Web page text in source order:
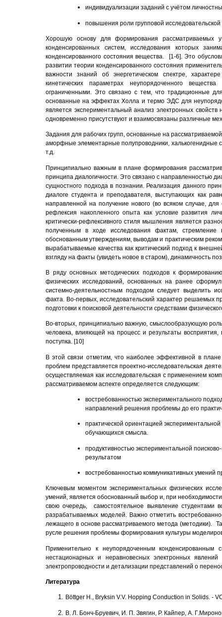
индивидуализации заданий с учётом
повышения роли групповой
Хорошую основу для формирования рассматриваемых
конденсированных систем, исследования которых
конденсированного состояния вещества. [1-6]. Это
развитии теории конденсированного состояния
важности знаний об энергетическом спектре,
кинетических параметрах неупорядоченного
ограниченными. Это связано с тем, что традиционные
основанные на эффектах Холла и термо ЭДС для
является экспериментальный анализ электронных
одновременно присутствуют и взаимосвязаны различные
Задания для рабочих групп, основанные на
аморфные элементарные полупроводники,
т.д.
Принципиально важным в плане формирования
принципа диалогичности. Это связано с направленностью
сущностного подхода в познании. Реализация данного
диалоге студента и преподавателя, выступающих как
направленной на получение нового (во всяком случае,
рефлексия накопленного опыта как условие развития
критически-рефлексивного стиля мышления является
полученным в ходе исследования фактам,
обоснованным утверждениям, выводам и практическим
вырабатываемые качества как критический подход к
взгляду на факты (увидеть новое в старом), динамичность
В ряду основных методических подходов к
физических исследований, основанных на ранее
системно-деятельностным подходом следует выделить
факта. Во-первых, исследовательский характер решаемых
подготовки к поисковой деятельности средствами
Во-вторых, принципиально важную, смыслообразующую
человека, влияющей на процесс и результаты
поступка. [10]
В этой связи отметим, что наиболее эффективной в
проблем представляется проектно-исследовательская
осуществляемая как исследовательская с применением
рассматриваемом аспекте определяется следующим:
востребованностью экспериментального
направлений решения проблемы до его
практической ориентацией
обучающихся смысла.
продуктивностью экспериментальной
результатом
востребованностью коммуникативных умений
Ключевым моментом экспериментальных физических
умений, является обоснованный выбор и, при
свою очередь, самостоятельное выявление студентами
разрабатываемых моделей. Важно отметить
лежащего в основе рассматриваемого метода (методики).
русле решения проблемы формирования культуры
Применительно к неупорядоченным конденсированным
нестационарных и неравновесных электронных
электропроводности и детализации представлений о
Литература
Böttger Н ., Bryksin V.V. Hopping Conduction in Solids. -
В. Л. Бонч-Бруевич, И. П. Звягин, Р. Кайпер, А.